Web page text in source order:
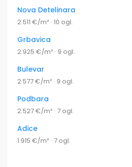
Nova Detelinara
2.511 €/m² · 10 ogl.
Grbavica
2.925 €/m² · 9 ogl.
Bulevar
2.577 €/m² · 9 ogl.
Podbara
2.527 €/m² · 7 ogl.
Adice
1.915 €/m² · 7 ogl.